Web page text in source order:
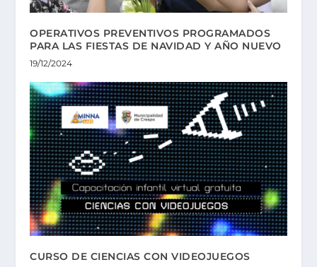
OPERATIVOS PREVENTIVOS PROGRAMADOS
PARA LAS FIESTAS DE NAVIDAD Y AÑO NUEVO
19/12/2024
CURSO DE CIENCIAS CON VIDEOJUEGOS